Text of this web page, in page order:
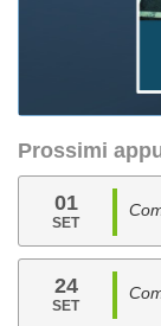
Prossimi
01
SET
24
SET